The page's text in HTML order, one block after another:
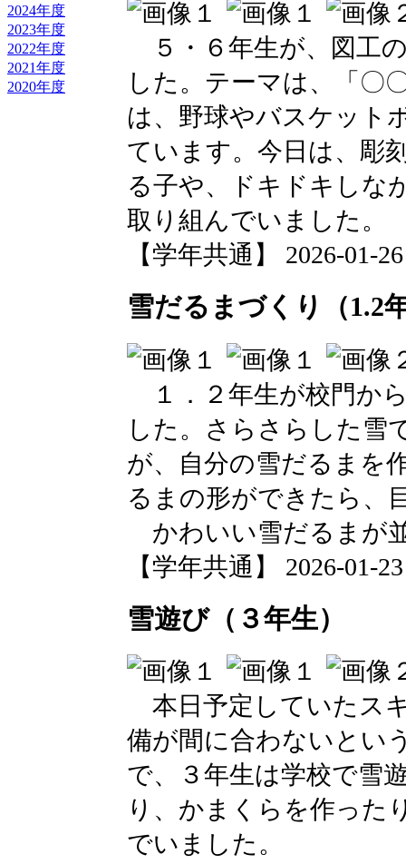
2024年度
2023年度
2022年度
2021年度
2020年度
５・６年生が、図工
した。テーマは、「〇
は、野球やバスケット
ています。今日は、彫
る子や、ドキドキしな
取り組んでいました。
【学年共通】 2026-01-
雪だるまづくり（1.2
１．２年生が校門か
した。さらさらした雪
が、自分の雪だるまを
るまの形ができたら、
かわいい雪だるま
【学年共通】 2026-01-
雪遊び（３年生）
本日予定していたス
備が間に合わないとい
で、３年生は学校で雪
り、かまくらを作った
でいました。